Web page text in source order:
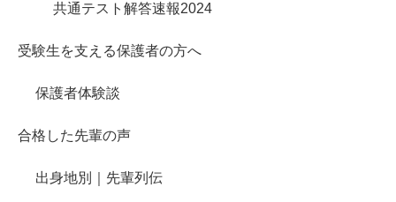
共通テスト解答速報2024
受験生を支える保護者の方へ
保護者体験談
合格した先輩の声
出身地別｜先輩列伝